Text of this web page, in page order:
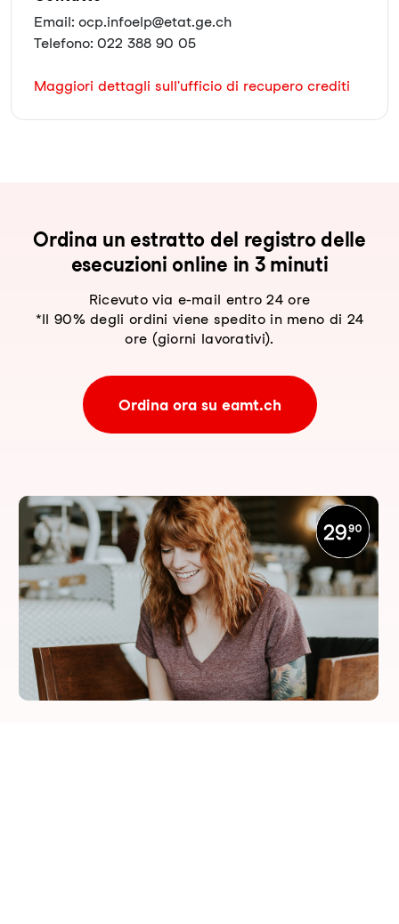
Email: ocp.infoelp@etat.ge.ch
Telefono: 022 388 90 05
Maggiori dettagli sull'ufficio di recupero crediti
Ordina un estratto del registro delle
esecuzioni online in 3 minuti
Ricevuto via e-mail entro 24 ore
*Il 90% degli ordini viene spedito in meno di 24
ore (giorni lavorativi).
Ordina ora su eamt.ch